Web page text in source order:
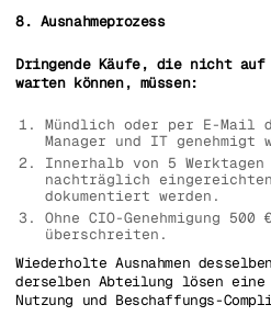
8. Ausnahmeprozess
Dringende Käufe, die nicht auf
warten können, müssen:
Mündlich oder per E-Mail
Manager und IT genehmigt
Innerhalb von 5
nachträglich
dokumentiert werden.
Ohne CIO-Genehmigung
überschreiten.
Wiederholte Ausnahmen
derselben Abteilung lösen eine
Nutzung und Beschaffungs-